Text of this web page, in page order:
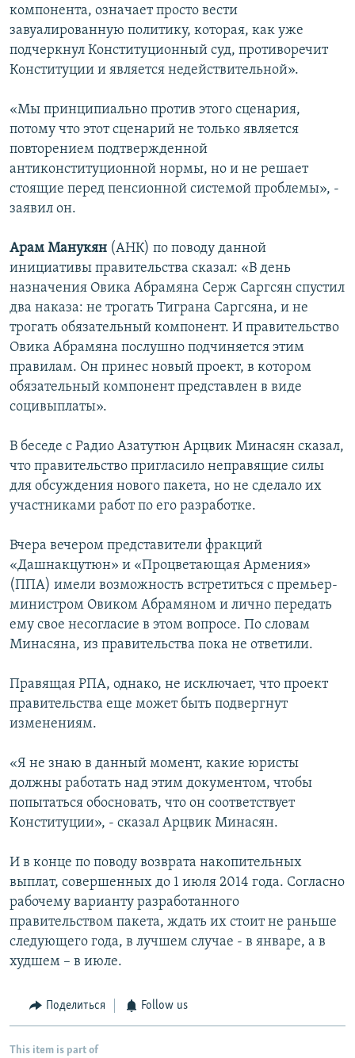
компонента, означает просто вести
завуалированную политику, которая, как уже
подчеркнул Конституционный суд, противоречит
Конституции и является недействительной».
«Мы принципиально против этого сценария,
потому что этот сценарий не только является
повторением подтвержденной
антиконституционной нормы, но и не решает
стоящие перед пенсионной системой проблемы», -
заявил он.
Арам Манукян (АНК) по поводу данной
инициативы правительства сказал: «В день
назначения Овика Абрамяна Серж Саргсян спустил
два наказа: не трогать Тиграна Саргсяна, и не
трогать обязательный компонент. И правительство
Овика Абрамяна послушно подчиняется этим
правилам. Он принес новый проект, в котором
обязательный компонент представлен в виде
социвыплаты».
В беседе с Радио Азатутюн Арцвик Минасян сказал,
что правительство пригласило неправящие силы
для обсуждения нового пакета, но не сделало их
участниками работ по его разработке.
Вчера вечером представители фракций
«Дашнакцутюн» и «Процветающая Армения»
(ППА) имели возможность встретиться с премьер-
министром Овиком Абрамяном и лично передать
ему свое несогласие в этом вопросе. По словам
Минасяна, из правительства пока не ответили.
Правящая РПА, однако, не исключает, что проект
правительства еще может быть подвергнут
изменениям.
«Я не знаю в данный момент, какие юристы
должны работать над этим документом, чтобы
попытаться обосновать, что он соответствует
Конституции», - сказал Арцвик Минасян.
И в конце по поводу возврата накопительных
выплат, совершенных до 1 июля 2014 года. Согласно
рабочему варианту разработанного
правительством пакета, ждать их стоит не раньше
следующего года, в лучшем случае - в январе, а в
худшем – в июле.
Поделиться Follow us
This item is part of